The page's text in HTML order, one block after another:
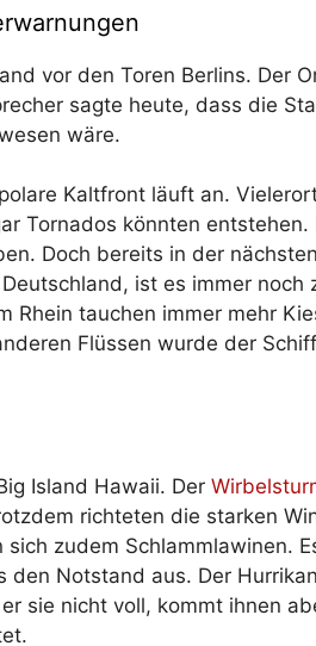
vor den Toren Berlins. Der
sagte heute, dass die
wäre.
Kaltfront läuft an.
Tornados könnten entstehen.
Doch bereits in der
ist es immer noch
Rhein tauchen immer mehr
Flüssen wurde der
Island Hawaii. Der
richteten die starken
zudem Schlammlawinen.
den Notstand aus. Der
sie nicht voll, kommt ihnen